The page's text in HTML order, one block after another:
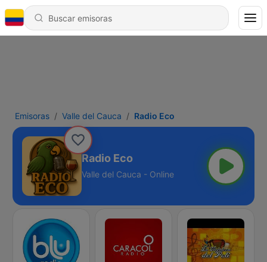
Emisoras Valle del Cauca Radio Eco
Radio Eco
Valle del Cauca - Online